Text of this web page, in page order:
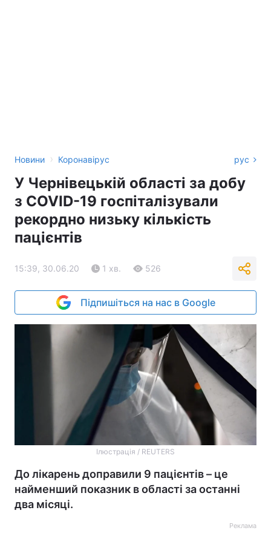
Новини › Коронавірус рус
У Чернівецькій області за добу
з COVID-19 госпіталізували
рекордно низьку кількість
пацієнтів
15:39, 30.06.20 1 хв. 526
Підпишіться на нас в Google
Ілюстрація / REUTERS
До лікарень доправили 9 пацієнтів – це
найменший показник в області за останні
два місяці.
Реклама